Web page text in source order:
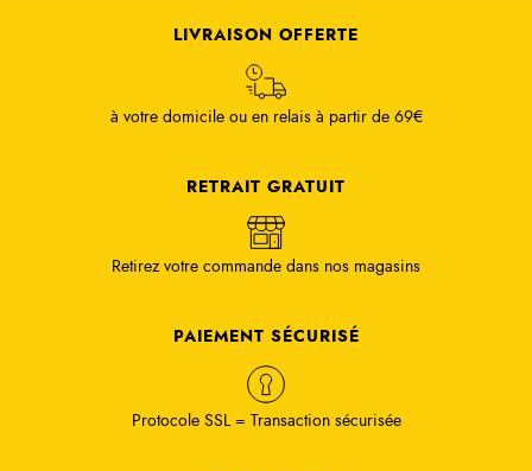
LIVRAISON OFFERTE
à votre domicile ou en relais à partir de 69€
RETRAIT GRATUIT
Retirez votre commande dans nos magasins
PAIEMENT SÉCURISÉ
Protocole SSL = Transaction sécurisée